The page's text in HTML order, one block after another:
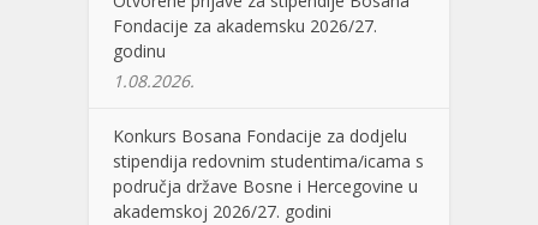
Fondacije za akademsku 2026/27.
godinu
1.08.2026.
Konkurs Bosana Fondacije za dodjelu
stipendija redovnim studentima/icama s
područja države Bosne i Hercegovine u
akademskoj 2026/27. godini